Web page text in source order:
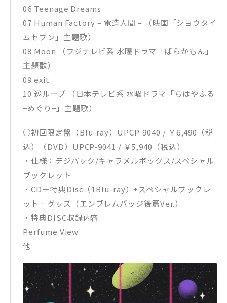
06 Teenage Dreams
07 Human Factory – 電造人間 – （映画「ショウタイ
ムセブン」主題歌）
08 Moon （フジテレビ系 水曜ドラマ「ばらかもん」
主題歌）
09 exit
10 巡ループ （日本テレビ系 水曜ドラマ「ちはやふる
−めぐり−」主題歌）
○初回限定盤（Blu-ray）UPCP-9040 / ￥6,490（税
込）（DVD）UPCP-9041 / ￥5,940（税込）
・仕様：デジパック/キャラメルボックス/スペシャル
ブックレット
・CD＋特典Disc（1Blu-ray）+スペシャルブックレ
ット＋グッズ（エンブレムバッジ後篇Ver.）
・特典DISC収録内容
Perfume View
他